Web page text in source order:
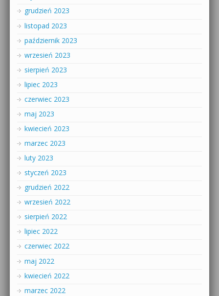
grudzień 2023
listopad 2023
październik 2023
wrzesień 2023
sierpień 2023
lipiec 2023
czerwiec 2023
maj 2023
kwiecień 2023
marzec 2023
luty 2023
styczeń 2023
grudzień 2022
wrzesień 2022
sierpień 2022
lipiec 2022
czerwiec 2022
maj 2022
kwiecień 2022
marzec 2022